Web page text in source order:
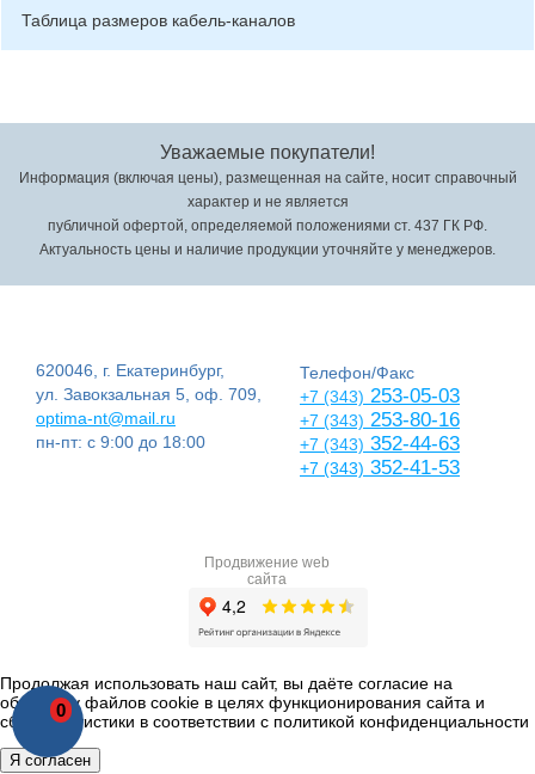
0
Таблица размеров кабель-каналов
Уважаемые покупатели!
Информация (включая цены), размещенная на сайте, носит справочный
характер и не является
публичной офертой, определяемой положениями ст. 437 ГК РФ.
Актуальность цены и наличие продукции уточняйте у менеджеров.
620046, г. Екатеринбург,
ул. Завокзальная 5, оф. 709,
optima-nt@mail.ru
пн-пт: с 9:00 до 18:00
Телефон/Факс
+7 (343) 253-05-03
+7 (343) 253-80-16
+7 (343) 352-44-63
+7 (343) 352-41-53
Продвижение web
сайта
Продолжая использовать наш сайт, вы даёте согласие на
обработку файлов cookie в целях функционирования сайта и
сбора статистики в соответствии с политикой конфиденциальности
Я согласен